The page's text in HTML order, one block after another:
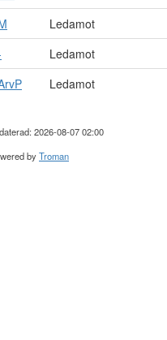
Ledamot
Ledamot
Ledamot
2026-08-07 02:00
byTroman